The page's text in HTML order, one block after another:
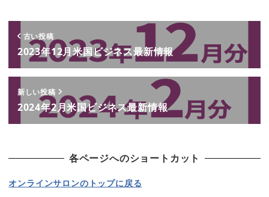
古い投稿
2023年12月米国ビジネス最新情報
新しい投稿
2024年2月米国ビジネス最新情報
各ページへのショートカット
オンラインサロンのトップに戻る